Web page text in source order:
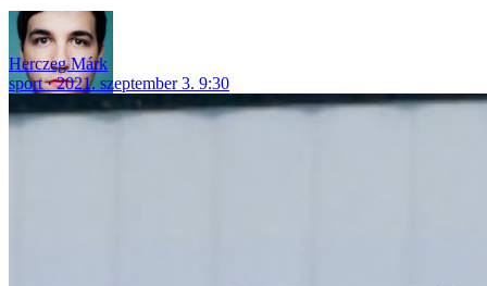
Herczeg Márk
sport
2021. szeptember 3. 9:30